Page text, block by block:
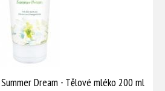
Dream - Tělové mléko 200 ml